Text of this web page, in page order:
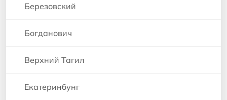
Березовский
Богданович
Верхний Тагил
Екатеринбунг